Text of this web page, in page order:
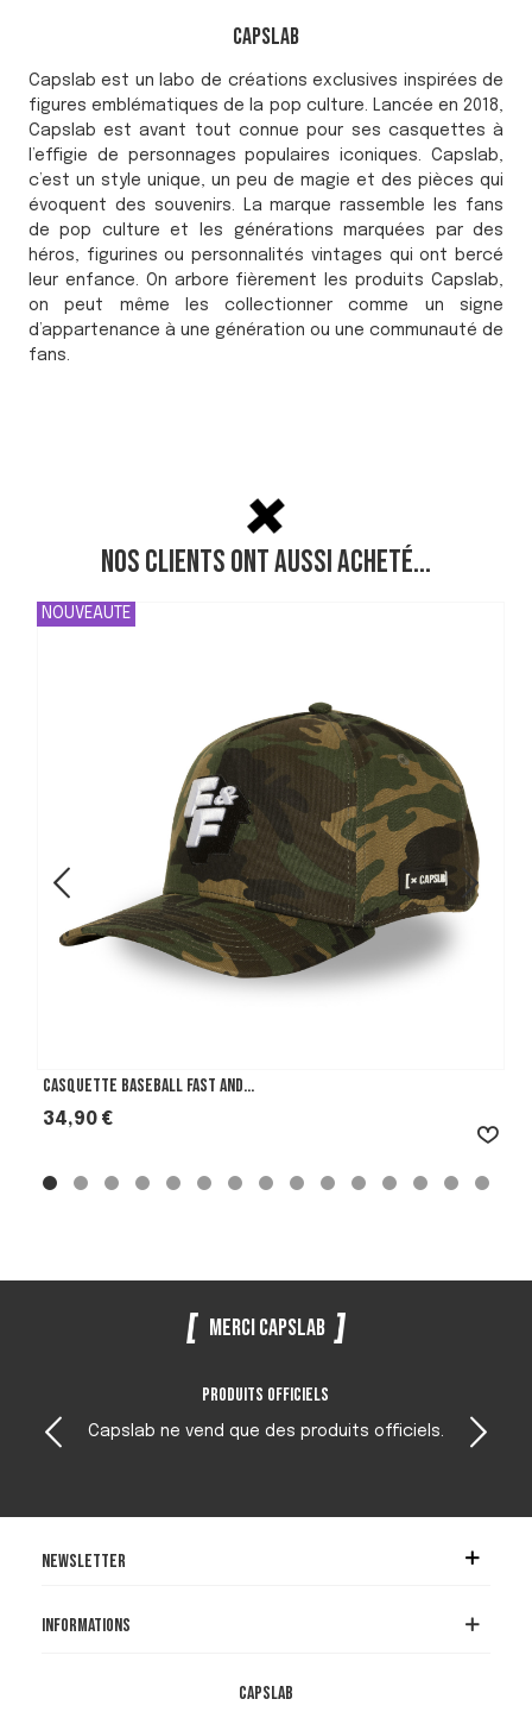
Capslab
Capslab est un labo de créations exclusives inspirées de
figures emblématiques de la pop culture. Lancée en 2018,
Capslab est avant tout connue pour ses casquettes à
l’effigie de personnages populaires iconiques. Capslab,
c’est un style unique, un peu de magie et des pièces qui
évoquent des souvenirs. La marque rassemble les fans
de pop culture et les générations marquées par des
héros, figurines ou personnalités vintages qui ont bercé
leur enfance. On arbore fièrement les produits Capslab,
on peut même les collectionner comme un signe
d’appartenance à une génération ou une communauté de
fans.
Nos clients ont aussi acheté...
NOUVEAUTE
Casquette Baseball Fast And...
Prix
34,90 €
Merci Capslab
Produits officiels
Capslab ne vend que des produits officiels.
Newsletter
Informations
Capslab